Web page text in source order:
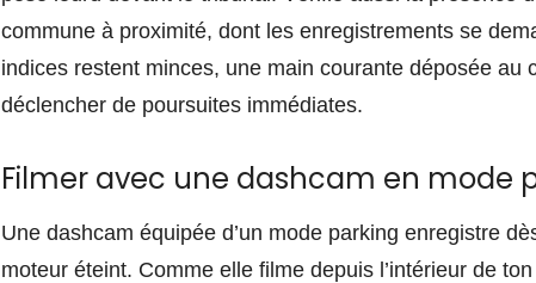
commune à proximité, dont les enregistrements se
indices restent minces, une main courante déposée au
déclencher de poursuites immédiates.
Filmer avec une dashcam en mode
Une dashcam équipée d’un mode parking enregistre
moteur éteint. Comme elle filme depuis l’intérieur de